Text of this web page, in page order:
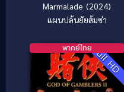
Marmalade (2024)
แผนปล้นยัยส้มซ่า
Full HD
พากย์ไทย